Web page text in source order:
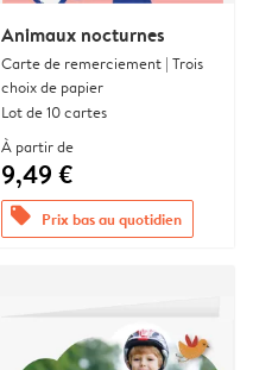
Animaux nocturnes
Carte de remerciement | Trois
choix de papier
Lot de 10 cartes
À partir de
9,49 €
offers Prix bas au quotidien